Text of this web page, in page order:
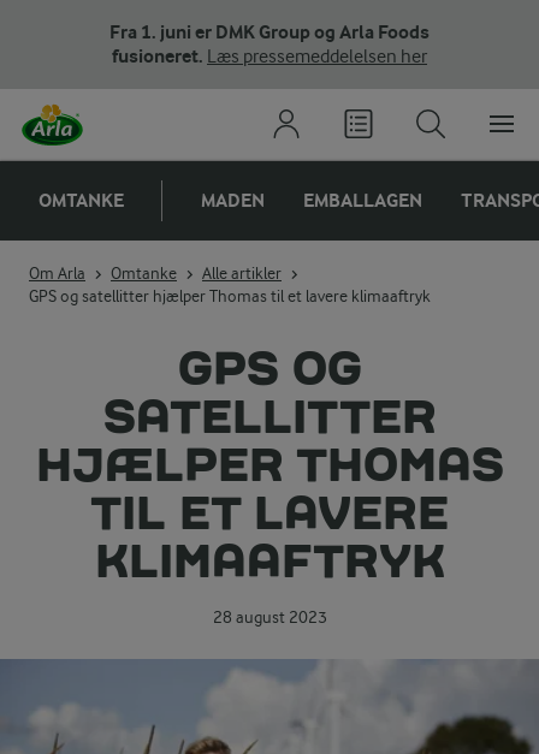
Fra 1. juni er DMK Group og Arla Foods
fusioneret. Læs pressemeddelelsen her
OMTANKE MADEN EMBALLAGEN
Om Arla Omtanke
Alle artikler
GPS og satellitter hjælper Thomas til et lavere klimaaftryk
GPS OG
SATELLITTER
HJÆLPER THOMAS
TIL ET LAVERE
KLIMAAFTRYK
28 august 2023